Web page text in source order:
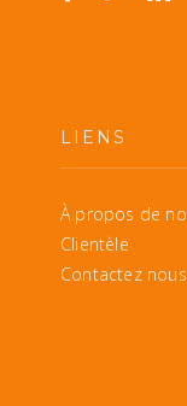
LIENS
À propos de
Clientèle
Contactez nous